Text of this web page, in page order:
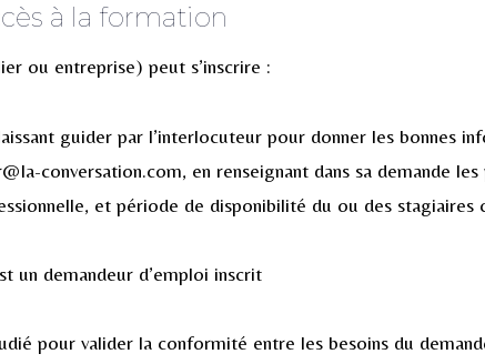
à la formation
ou entreprise) peut s’inscrire :
guider par l’interlocuteur pour donner les bonnes
conversation.com, en renseignant dans sa demande les
et période de disponibilité du ou des stagiaires
un demandeur d’emploi inscrit
pour valider la conformité entre les besoins du